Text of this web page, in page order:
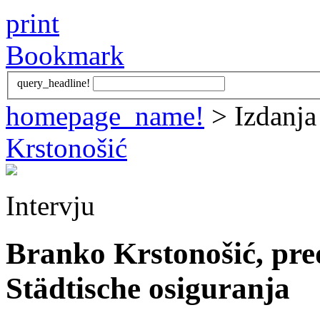
print
Bookmark
query_headline!
homepage_name! >
Krstonošić
Intervju
Branko Krstonošić,
Städtische osiguranja